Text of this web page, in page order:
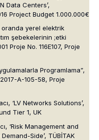
Data Centers’,
Project Budget 1.000.000€
oranda yerel elektrik
şebekelerinin ;etki
Proje No. 116E107, Proje
Programlama”,
2017-A-105-58, Proje
‘LV Networks Solutions’,
Tier 1, UK
‘Risk Management and
Side’, TÜBİTAK